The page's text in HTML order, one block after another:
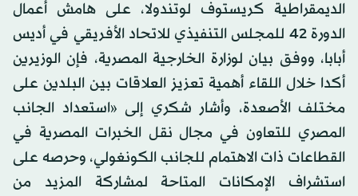
الديمقراطية كريستوف لوتندولا، على هامش أعمال
الدورة 42 للمجلس التنفيذي للاتحاد الأفريقي في أديس
أبابا، ووفق بيان لوزارة الخارجية المصرية، فإن الوزيرين
أكدا خلال اللقاء أهمية تعزيز العلاقات بين البلدين على
مختلف الأصعدة، وأشار شكري إلى «استعداد الجانب
المصري للتعاون في مجال نقل الخبرات المصرية في
القطاعات ذات الاهتمام للجانب الكونغولي، وحرصه على
استشراف الإمكانات المتاحة لمشاركة المزيد من